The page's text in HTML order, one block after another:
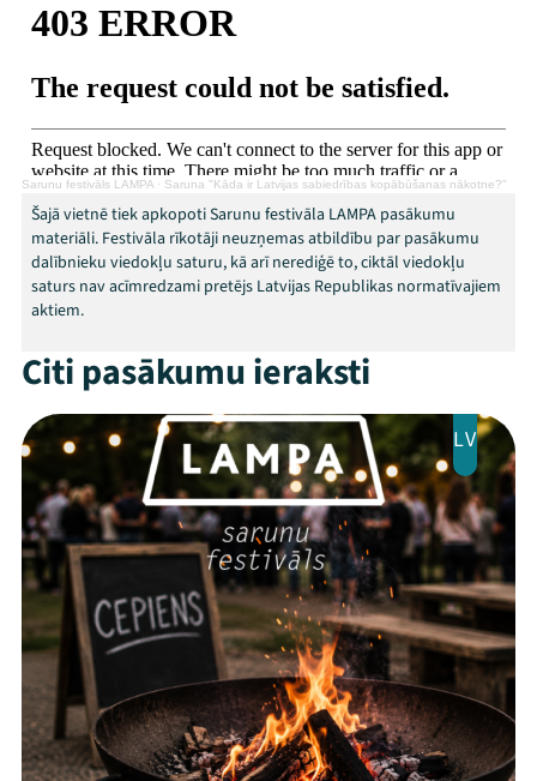
Veikals
Kontakti
ThreadsFacebookYoutube
X Instagram
Flick TikTok
Sarunu festivāls LAMPA · Saruna "Kāda ir Latvijas sabiedrības kopābūšanas nākotne?"
Šajā vietnē tiek apkopoti Sarunu festivāla LAMPA pasākumu
materiāli. Festivāla rīkotāji neuzņemas atbildību par pasākumu
dalībnieku viedokļu saturu, kā arī nerediģē to, ciktāl viedokļu
saturs nav acīmredzami pretējs Latvijas Republikas normatīvajiem
aktiem.
Citi pasākumu ieraksti
LV